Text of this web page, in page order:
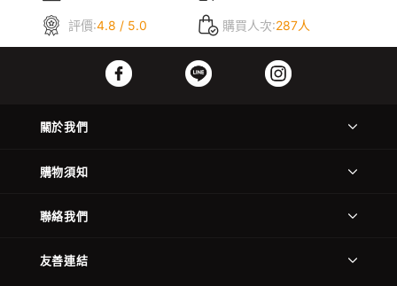
評價:4.8 / 5.0 購買人次:287人
關於我們
購物須知
聯絡我們
友善連結